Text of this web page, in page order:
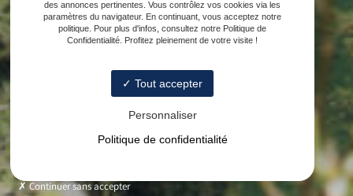
des annonces pertinentes. Vous contrôlez vos cookies via les
paramètres du navigateur. En continuant, vous acceptez notre
politique. Pour plus d'infos, consultez notre Politique de
Confidentialité. Profitez pleinement de votre visite !
Tout accepter
Personnaliser
Politique de confidentialité
Continuer sans accepter